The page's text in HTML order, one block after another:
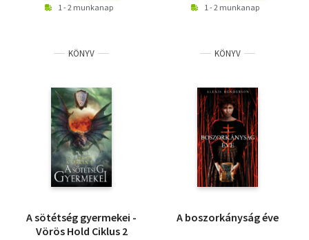
1 - 2 munkanap 1 - 2 munkanap
KÖNYV
A sötétség gyermekei -
Vörös Hold Ciklus 2
KÖNYV
A boszorkányság éve